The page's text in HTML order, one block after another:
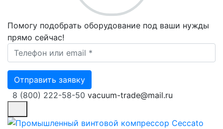
Помогу подобрать оборудование под ваши нужды
прямо сейчас!
Ваш телефон *
Отправить заявку
8 (800) 222-58-50 vacuum-trade@mail.ru